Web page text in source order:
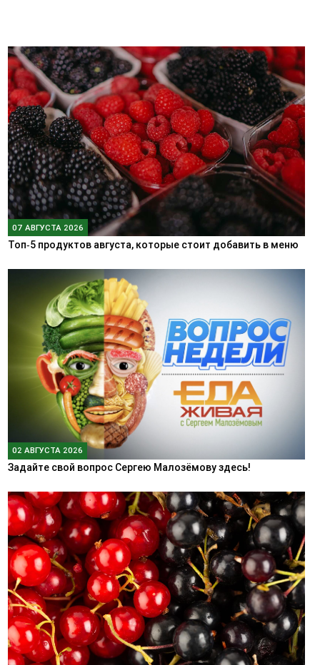
07 АВГУСТА 2026
Топ‑5 продуктов августа, которые стоит добавить в меню
02 АВГУСТА 2026
Задайте свой вопрос Сергею Малозёмову здесь!